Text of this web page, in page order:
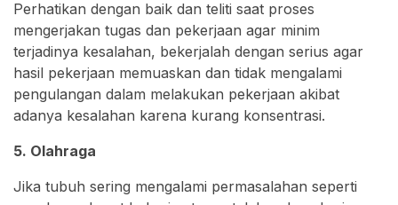
Perhatikan dengan baik dan teliti saat proses
mengerjakan tugas dan pekerjaan agar minim
terjadinya kesalahan, bekerjalah dengan serius agar
hasil pekerjaan memuaskan dan tidak mengalami
pengulangan dalam melakukan pekerjaan akibat
adanya kesalahan karena kurang konsentrasi.
5. Olahraga
Jika tubuh sering mengalami permasalahan seperti